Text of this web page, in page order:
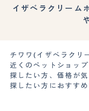
イザベラクリーム
チワワ(イザベラクリ
近くのペットショッ
探したい方、価格が
探したい方におすすめ